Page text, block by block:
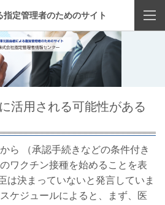
指定管理者のためのサイト
活用される可能性がある
ら （承認手続きなどの条件付き
ワクチン接種を始めることを表
は決まっていないと発言していま
ケジュールによると、まず、医